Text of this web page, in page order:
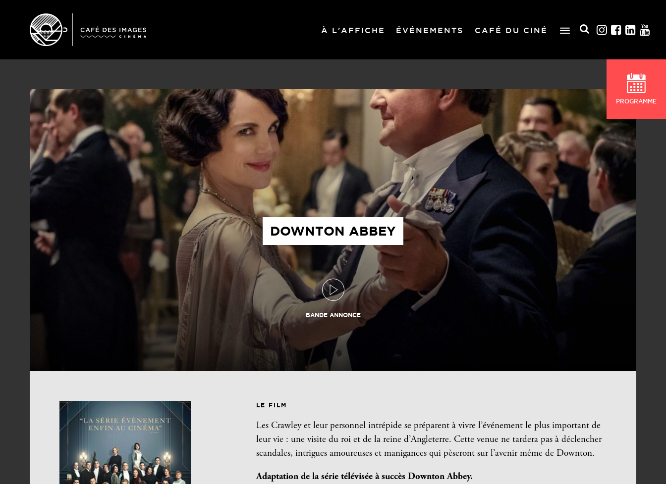
À L’AFFICHE ÉVÉNEMENTS CAFÉ DU CINÉ
DOWNTON ABBEY
BANDE ANNONCE
LE FILM
Les Crawley et leur personnel intrépide se préparent à vivre l’événement le plus important de
leur vie : une visite du roi et de la reine d’Angleterre. Cette venue ne tardera pas à déclencher
scandales, intrigues amoureuses et manigances qui pèseront sur l’avenir même de Downton.
Adaptation de la série télévisée à succès Downton Abbey.
PROGRAMME